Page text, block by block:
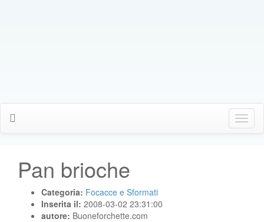
Click
Me
Pan brioche
Categoria: Focacce e Sformati
Inserita il: 2008-03-02 23:31:00
autore: Buoneforchette.com